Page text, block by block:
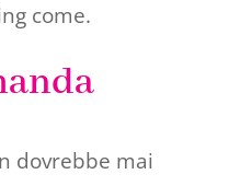
come.
dovrebbe mai